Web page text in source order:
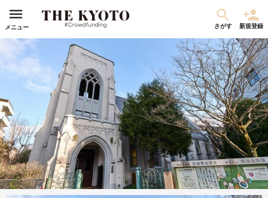
メニュー さがす 新規登録